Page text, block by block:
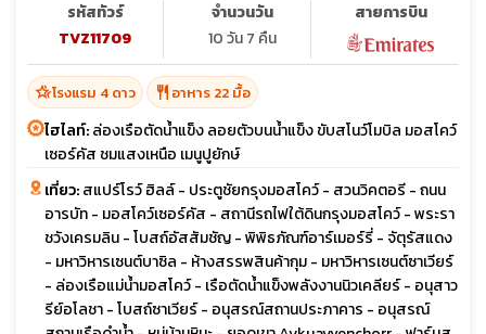
รหัสทัวร์
TVZ11709
จำนวนวัน
10 วัน 7 คืน
สายการบิน
hotel_classโรงแรม 4 ดาว restaurant อาหาร 22 มื้อ
ไฮไลท์:ล่องเรือตัดน้ำแข็ง ลอยตัวบนน้ำแข็ง ขับสโนว์โมบิล มอสโคว์
เซอร์คัส ชมแสงเหนือ เมนูปูยักษ์
เที่ยว:สแปร์โรว์ ฮิลล์ - ประตูชัยกรุงมอสโคว์ - สวนวิคตอรี - ถนน
อารบัท - มอสโคว์เซอร์คัส - สถานีรถไฟใต้ดินกรุงมอสโคว์ - พระรา
ชวังเครมลิน - โบสถ์อัสสัมชัญ - พิพิธภัณฑ์อาร์เมอร์รี่ - จัตุรัสแดง
- มหาวิหารเซนต์บาซิล - ห้างสรรพสินค้ากุม - มหาวิหารเซนต์ซาเวียร์
- ล่องเรือแม่น้ำมอสโคว์ - เรือตัดน้ำแข็งพลังงานนิวเคลียร์ - อนุสาว
รีย์อโลชา - โบสถ์ซาเวียร์ - อนุสรณ์สถานประภาคาร - อนุสรณ์